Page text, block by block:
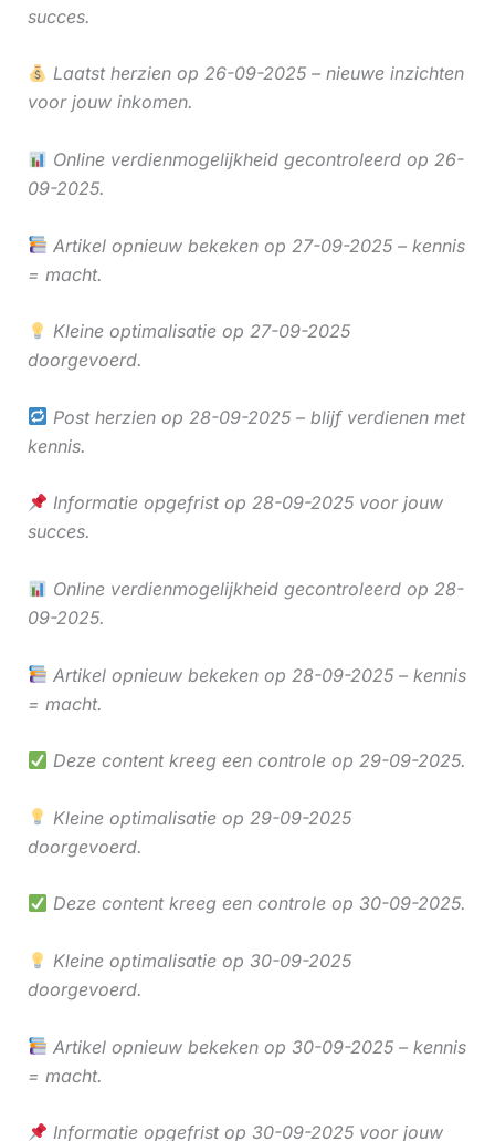
succes.
Laatst herzien op 26-09-2025 – nieuwe inzichten
voor jouw inkomen.
Online verdienmogelijkheid gecontroleerd op 26-
09-2025.
Artikel opnieuw bekeken op 27-09-2025 – kennis
= macht.
Kleine optimalisatie op 27-09-2025
doorgevoerd.
Post herzien op 28-09-2025 – blijf verdienen met
kennis.
Informatie opgefrist op 28-09-2025 voor jouw
succes.
Online verdienmogelijkheid gecontroleerd op 28-
09-2025.
Artikel opnieuw bekeken op 28-09-2025 – kennis
= macht.
Deze content kreeg een controle op 29-09-2025.
Kleine optimalisatie op 29-09-2025
doorgevoerd.
Deze content kreeg een controle op 30-09-2025.
Kleine optimalisatie op 30-09-2025
doorgevoerd.
Artikel opnieuw bekeken op 30-09-2025 – kennis
= macht.
Informatie opgefrist op 30-09-2025 voor jouw